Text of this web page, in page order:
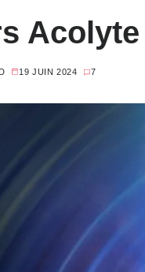
19 JUIN 2024 7